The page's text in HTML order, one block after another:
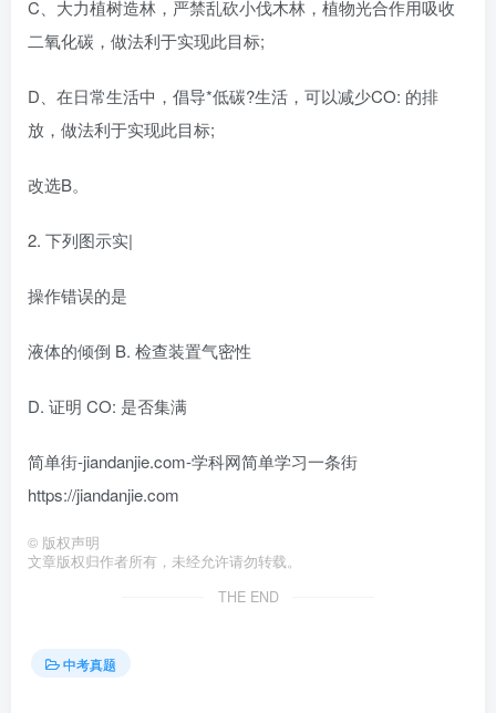
C、大力植树造林，严禁乱砍小伐木林，植物光合作用吸收
二氧化碳，做法利于实现此目标;
D、在日常生活中，倡导*低碳?生活，可以减少CO: 的排
放，做法利于实现此目标;
改选B。
2. 下列图示实|
操作错误的是
液体的倾倒 B. 检查装置气密性
D. 证明 CO: 是否集满
简单街-jiandanjie.com-学科网简单学习一条街
https://jiandanjie.com
© 版权声明
文章版权归作者所有，未经允许请勿转载。
THE END
中考真题